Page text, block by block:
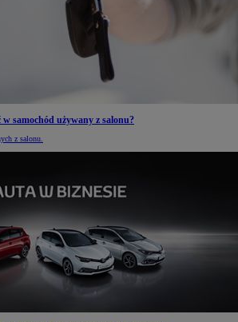
samochód używany z salonu?
z salonu.